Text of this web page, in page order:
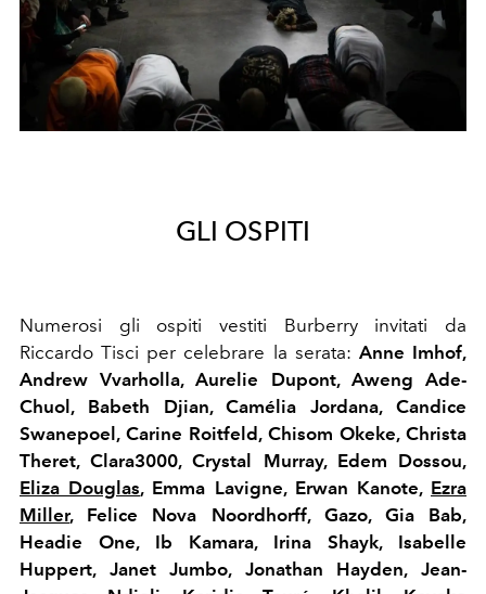
GLI OSPITI
Numerosi gli ospiti vestiti Burberry invitati da
Riccardo Tisci per celebrare la serata: Anne Imhof,
Andrew Vvarholla, Aurelie Dupont, Aweng Ade-
Chuol, Babeth Djian, Camélia Jordana, Candice
Swanepoel, Carine Roitfeld, Chisom Okeke, Christa
Theret, Clara3000, Crystal Murray, Edem Dossou,
Eliza Douglas, Emma Lavigne, Erwan Kanote, Ezra
Miller, Felice Nova Noordhorff, Gazo, Gia Bab,
Headie One, Ib Kamara, Irina Shayk, Isabelle
Huppert, Janet Jumbo, Jonathan Hayden, Jean-